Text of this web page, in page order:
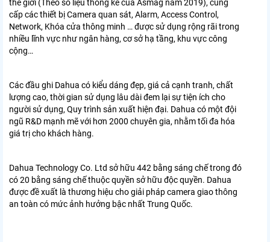
thế giới (Theo số liệu thống kê của Asmag năm 2019), cung
cấp các thiết bị Camera quan sát, Alarm, Access Control,
Network, Khóa cửa thông minh … được sử dụng rộng rãi trong
nhiều lĩnh vực như ngân hàng, cơ sở hạ tầng, khu vực công
cộng…
Các đầu ghi Dahua có kiểu dáng đẹp, giá cả cạnh tranh, chất
lượng cao, thời gian sử dụng lâu dài đem lại sự tiện ích cho
người sử dụng, Quy trình sản xuất hiện đại. Dahua có một đội
ngũ R&D mạnh mẽ với hơn 2000 chuyên gia, nhằm tối đa hóa
giá trị cho khách hàng.
Dahua Technology Co. Ltd sở hữu 442 bằng sáng chế trong đó
có 20 bằng sáng chế thuộc quyền sở hữu độc quyền. Dahua
được đề xuất là thương hiệu cho giải pháp camera giao thông
an toàn có mức ảnh hưởng bậc nhất Trung Quốc.